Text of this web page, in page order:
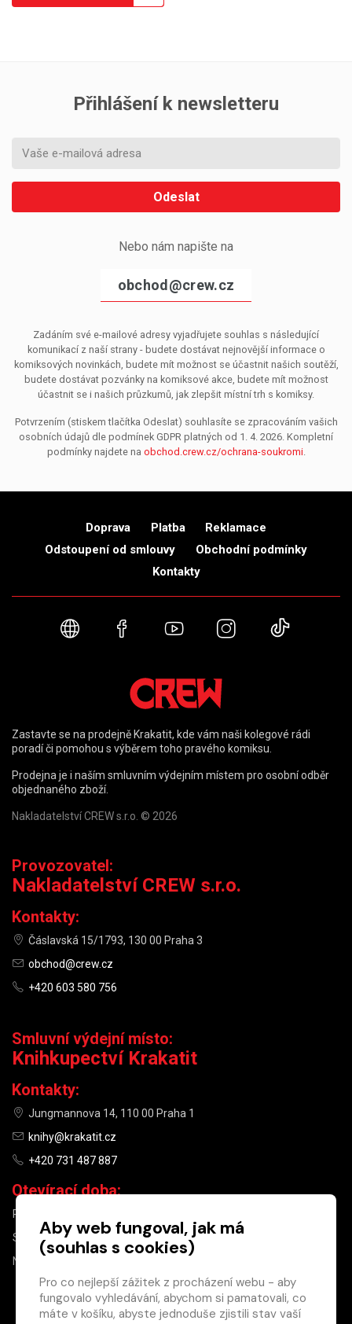
Přihlášení k newsletteru
Odeslat
Nebo nám napište na
obchod@crew.cz
Zadáním své e-mailové adresy vyjadřujete souhlas s následující
komunikací z naší strany - budete dostávat nejnovější informace o
komiksových novinkách, budete mít možnost se účastnit našich soutěží,
budete dostávat pozvánky na komiksové akce, budete mít možnost
účastnit se i našich průzkumů, jak zlepšit místní trh s komiksy.
Potvrzením (stiskem tlačítka Odeslat) souhlasíte se zpracováním vašich
osobních údajů dle podmínek GDPR platných od 1. 4. 2026. Kompletní
podmínky najdete na obchod.crew.cz/ochrana-soukromi.
×
Doprava Platba
Reklamace
Odstoupení od smlouvy
Obchodní podmínky
Kontakty
Webové stránky
FacebookYouTubeInstagram
Zastavte se na prodejně Krakatit, kde vám naši kolegové rádi
poradí či pomohou s výběrem toho pravého komiksu.
Prodejna je i naším smluvním výdejním místem pro osobní odběr
objednaného zboží.
Nakladatelství CREW s.r.o. © 2026
Provozovatel:
Nakladatelství CREW s.r.o.
Kontakty:
Čáslavská 15/1793, 130 00 Praha 3
obchod@crew.cz
+420 603 580 756
Smluvní výdejní místo:
Knihkupectví Krakatit
Kontakty:
Jungmannova 14, 110 00 Praha 1
knihy@krakatit.cz
+420 731 487 887
Otevírací doba:
PO–PÁ
SO
10:00–13:00
NE
Aby web fungoval, jak má
(souhlas s cookies)
Pro co nejlepší zážitek z procházení webu - aby
fungovalo vyhledávání, abychom si pamatovali, co
máte v košíku, abyste jednoduše zjistili stav vaší